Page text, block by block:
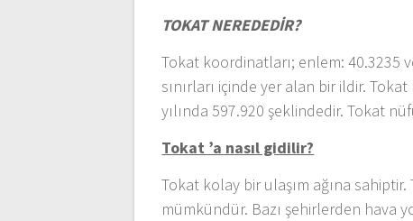
TOKAT NEREDEDİR?
Tokat koordinatları; enlem: 40.3235
sınırları içinde yer alan bir ildir.
yılında 597.920 şeklindedir. Tokat
Tokat ’a nasıl gidilir?
Tokat kolay bir ulaşım ağına
mümkündür. Bazı şehirlerden hava